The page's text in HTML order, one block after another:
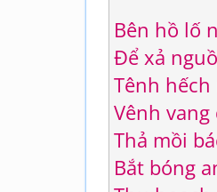
Bên hồ lố
Để xả
Tênh
Vênh
Thả mồi
Bắt bóng